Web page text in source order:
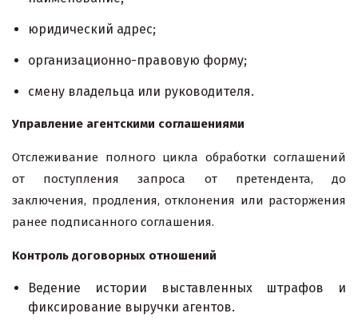
юридический адрес;
организационно-правовую форму;
смену владельца или руководителя.
Управление агентскими соглашениями
Отслеживание полного цикла обработки соглашений
от поступления запроса от претендента, до
заключения, продления, отклонения или расторжения
ранее подписанного соглашения.
Контроль договорных отношений
Ведение истории выставленных штрафов и
фиксирование выручки агентов.